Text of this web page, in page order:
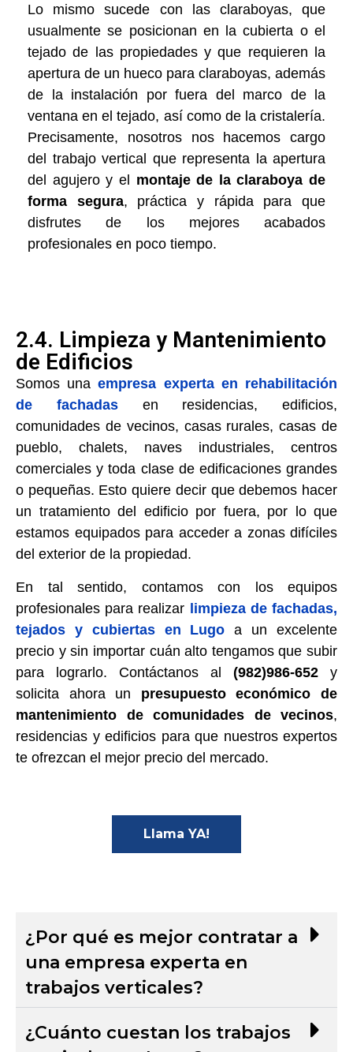
Lo mismo sucede con las claraboyas, que
usualmente se posicionan en la cubierta o el
tejado de las propiedades y que requieren la
apertura de un hueco para claraboyas, además
de la instalación por fuera del marco de la
ventana en el tejado, así como de la cristalería.
Precisamente, nosotros nos hacemos cargo
del trabajo vertical que representa la apertura
del agujero y el montaje de la claraboya de
forma segura, práctica y rápida para que
disfrutes de los mejores acabados
profesionales en poco tiempo.
2.4. Limpieza y Mantenimiento
de Edificios
Somos unaempresa experta en rehabilitación
de fachadasen residencias, edificios,
comunidades de vecinos, casas rurales, casas de
pueblo, chalets, naves industriales, centros
comerciales y toda clase de edificaciones grandes
o pequeñas. Esto quiere decir que debemos hacer
un tratamiento del edificio por fuera, por lo que
estamos equipados para acceder a zonas difíciles
del exterior de la propiedad.
En tal sentido, contamos con los equipos
profesionales para realizar limpieza de fachadas,
tejados y cubiertas en Lugo a un excelente
precio y sin importar cuán alto tengamos que subir
para lograrlo. Contáctanos al (982)986-652 y
solicita ahora un presupuesto económico de
mantenimiento de comunidades de vecinos,
residencias y edificios para que nuestros expertos
te ofrezcan el mejor precio del mercado.
Llama YA!
¿Por qué es mejor contratar a
una empresa experta en
trabajos verticales?
¿Cuánto cuestan los trabajos